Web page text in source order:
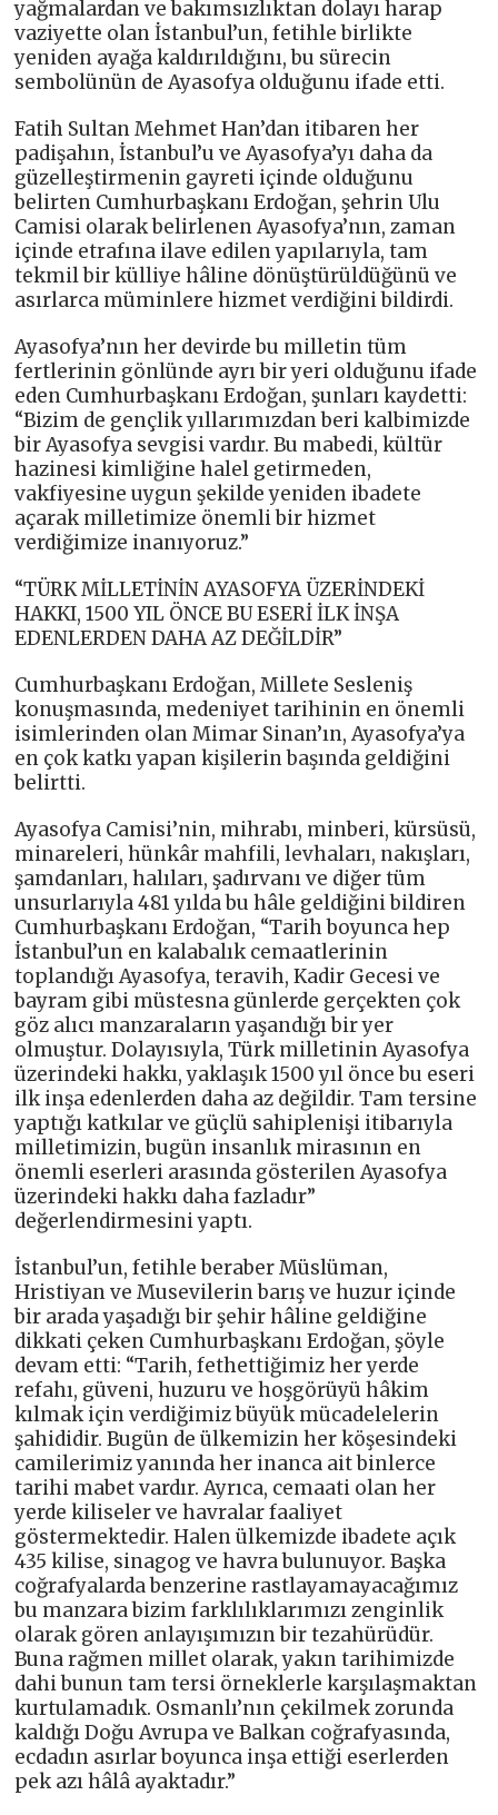
yağmalardan ve bakımsızlıktan dolayı harap
vaziyette olan İstanbul’un, fetihle birlikte
yeniden ayağa kaldırıldığını, bu sürecin
sembolünün de Ayasofya olduğunu ifade etti.
Fatih Sultan Mehmet Han’dan itibaren her
padişahın, İstanbul’u ve Ayasofya’yı daha da
güzelleştirmenin gayreti içinde olduğunu
belirten Cumhurbaşkanı Erdoğan, şehrin Ulu
Camisi olarak belirlenen Ayasofya’nın, zaman
içinde etrafına ilave edilen yapılarıyla, tam
tekmil bir külliye hâline dönüştürüldüğünü ve
asırlarca müminlere hizmet verdiğini bildirdi.
Ayasofya’nın her devirde bu milletin tüm
fertlerinin gönlünde ayrı bir yeri olduğunu ifade
eden Cumhurbaşkanı Erdoğan, şunları kaydetti:
“Bizim de gençlik yıllarımızdan beri kalbimizde
bir Ayasofya sevgisi vardır. Bu mabedi, kültür
hazinesi kimliğine halel getirmeden,
vakfiyesine uygun şekilde yeniden ibadete
açarak milletimize önemli bir hizmet
verdiğimize inanıyoruz.”
“TÜRK MİLLETİNİN AYASOFYA ÜZERİNDEKİ
HAKKI, 1500 YIL ÖNCE BU ESERİ İLK İNŞA
EDENLERDEN DAHA AZ DEĞİLDİR”
Cumhurbaşkanı Erdoğan, Millete Sesleniş
konuşmasında, medeniyet tarihinin en önemli
isimlerinden olan Mimar Sinan’ın, Ayasofya’ya
en çok katkı yapan kişilerin başında geldiğini
belirtti.
Ayasofya Camisi’nin, mihrabı, minberi, kürsüsü,
minareleri, hünkâr mahfili, levhaları, nakışları,
şamdanları, halıları, şadırvanı ve diğer tüm
unsurlarıyla 481 yılda bu hâle geldiğini bildiren
Cumhurbaşkanı Erdoğan, “Tarih boyunca hep
İstanbul’un en kalabalık cemaatlerinin
toplandığı Ayasofya, teravih, Kadir Gecesi ve
bayram gibi müstesna günlerde gerçekten çok
göz alıcı manzaraların yaşandığı bir yer
olmuştur. Dolayısıyla, Türk milletinin Ayasofya
üzerindeki hakkı, yaklaşık 1500 yıl önce bu eseri
ilk inşa edenlerden daha az değildir. Tam tersine
yaptığı katkılar ve güçlü sahiplenişi itibarıyla
milletimizin, bugün insanlık mirasının en
önemli eserleri arasında gösterilen Ayasofya
üzerindeki hakkı daha fazladır”
değerlendirmesini yaptı.
İstanbul’un, fetihle beraber Müslüman,
Hristiyan ve Musevilerin barış ve huzur içinde
bir arada yaşadığı bir şehir hâline geldiğine
dikkati çeken Cumhurbaşkanı Erdoğan, şöyle
devam etti: “Tarih, fethettiğimiz her yerde
refahı, güveni, huzuru ve hoşgörüyü hâkim
kılmak için verdiğimiz büyük mücadelelerin
şahididir. Bugün de ülkemizin her köşesindeki
camilerimiz yanında her inanca ait binlerce
tarihi mabet vardır. Ayrıca, cemaati olan her
yerde kiliseler ve havralar faaliyet
göstermektedir. Halen ülkemizde ibadete açık
435 kilise, sinagog ve havra bulunuyor. Başka
coğrafyalarda benzerine rastlayamayacağımız
bu manzara bizim farklılıklarımızı zenginlik
olarak gören anlayışımızın bir tezahürüdür.
Buna rağmen millet olarak, yakın tarihimizde
dahi bunun tam tersi örneklerle karşılaşmaktan
kurtulamadık. Osmanlı’nın çekilmek zorunda
kaldığı Doğu Avrupa ve Balkan coğrafyasında,
ecdadın asırlar boyunca inşa ettiği eserlerden
pek azı hâlâ ayaktadır.”